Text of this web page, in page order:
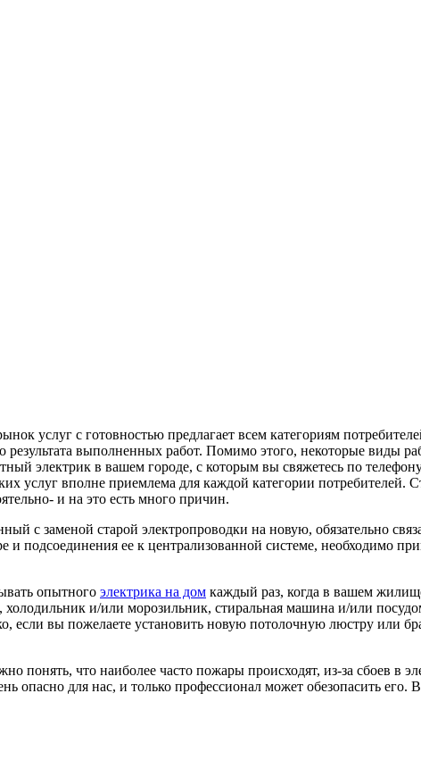
услуг с готовностью предлагает всем категориям
результата выполненных работ. Помимо этого, некоторые виды
электрик в вашем городе, с которым вы свяжетесь по
услуг вполне приемлема для каждой категории потребителей.
и на это есть много причин.
с заменой старой электропроводки на новую, обязательно
и подсоединения ее к централизованной системе, необходимо
опытного электрика на дом каждый раз, когда в вашем
и/или морозильник, стиральная машина и/или
если вы пожелаете установить новую потолочную люстру или
понять, что наиболее часто пожары происходят, из-за сбоев в
опасно для нас, и только профессионал может обезопасить его.